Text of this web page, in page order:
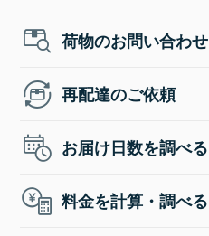
荷物のお問い合わせ
再配達のご依頼
お届け日数を調べる
料金を計算・調べる